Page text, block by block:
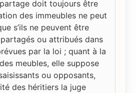
doit toujours être
des immeubles ne peut
s’ils ne peuvent être
ou attribués dans
par la loi ; quant à la
meubles, elle suppose
ou opposants,
des héritiers la juge